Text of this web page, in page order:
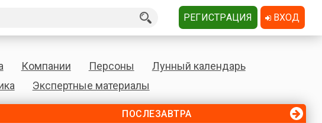
Компании Персоны
Лунный календарь
Экспертные материалы
ПОСЛЕЗАВТРА
РЕГИСТРАЦИЯ ВХОД